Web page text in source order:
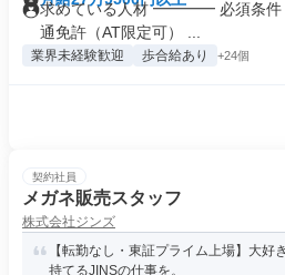
求めている人材 ━━━━ 必須条
通免許（AT限定可） ...
業界未経験歓迎 歩合給あり +24個
契約社員
メガネ販売スタッフ
株式会社ジンズ
【転勤なし・東証プライム上場】大好
持てるJINSの仕事を。